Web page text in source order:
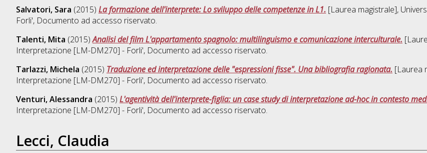
Salvatori, Sara (2015) La formazione dell'interprete: Lo sviluppo delle competenze in L1. [Laurea magistrale],
Forli', Documento ad accesso riservato.
Talenti, Mita (2015)Analisi del film L'appartamento spagnolo: multilinguismo e comunicazione interculturale.
Interpretazione [LM-DM270] - Forli', Documento ad accesso riservato.
Tarlazzi, Michela (2015) Traduzione ed interpretazione delle "espressioni fisse". Una bibliografia ragionata. [Laurea
Interpretazione [LM-DM270] - Forli', Documento ad accesso riservato.
Venturi, Alessandra (2015) L'agentività dell'interprete-figlia: un case study di interpretazione ad-hoc in contesto
Interpretazione [LM-DM270] - Forli', Documento ad accesso riservato.
Lecci, Claudia